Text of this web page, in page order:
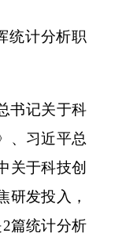
统计分析职
书记关于科
、习近平总
关于科技创
研发投入，
篇统计分析